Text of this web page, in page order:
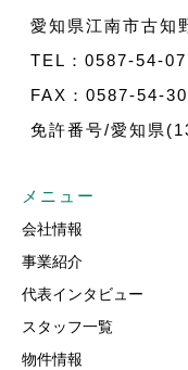
愛知県江南市古知
TEL：0587-54-
FAX：0587-54-
免許番号/愛知県
メニュー
会社情報
事業紹介
代表インタビュー
スタッフ一覧
物件情報